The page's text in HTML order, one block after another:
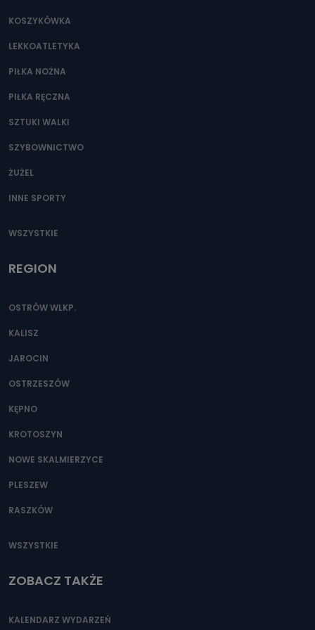
zostały przekazane w Państwa imieniu) lub dane osobowe,
szczególności: imię i nazwisko, adres e-mail, telefon
oraz partnerzy wspomagający administratora w jego
danych osobowych?
Można to zrobić pod numerem telefonu 62 735-51-05 lub
KOSZYKÓWKA
LEKKOATLETYKA
PIŁKA NOŻNA
PIŁKA RĘCZNA
SZTUKI WALKI
SZYBOWNICTWO
ŻUŻEL
INNE SPORTY
WSZYSTKIE
REGION
OSTRÓW WLKP.
KALISZ
JAROCIN
OSTRZESZÓW
KĘPNO
KROTOSZYN
NOWE SKALMIERZYCE
PLESZEW
RASZKÓW
WSZYSTKIE
ZOBACZ TAKŻE
KALENDARZ WYDARZEŃ